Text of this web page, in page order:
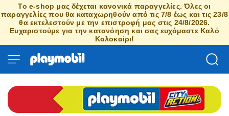
Το e-shop μας δέχεται κανονικά παραγγελίες. Όλες οι
παραγγελίες που θα καταχωρηθούν από τις 7/8 έως και τις 23/8
θα εκτελεστούν με την επιστροφή μας στις 24/8/2026.
Ευχαριστούμε για την κατανόηση και σας ευχόμαστε Καλό
Καλοκαίρι!